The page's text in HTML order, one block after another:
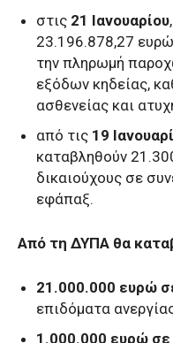
στις 21 Ιανουαρίου
23.196.878,27
την πληρωμή
εξόδων κηδείας,
ασθενείας και
από τις 19
καταβληθούν
δικαιούχους σε
εφάπαξ.
Από τη ΔΥΠΑ θα
21.000.000 ευρώ
επιδόματα
1.000.000 ευρώ